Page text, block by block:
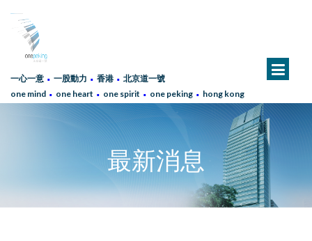
一心一意 ∙ 一股動力 ∙ 香港 ∙ 北京道一號
one mind ∙ one heart ∙ one spirit ∙ one peking ∙ hong kong
最新消息